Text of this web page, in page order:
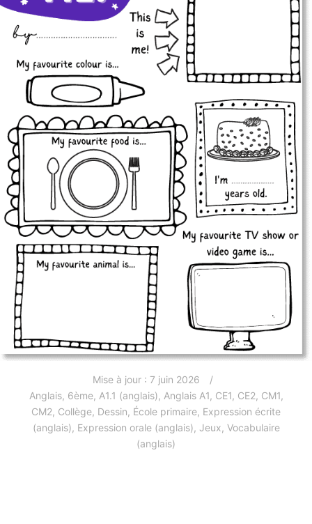
Mise à jour : 7 juin 2026
Anglais, 6ème, A1.1 (anglais), Anglais A1, CE1, CE2, CM1,
CM2, Collège, Dessin, École primaire, Expression écrite
(anglais), Expression orale (anglais), Jeux, Vocabulaire
(anglais)